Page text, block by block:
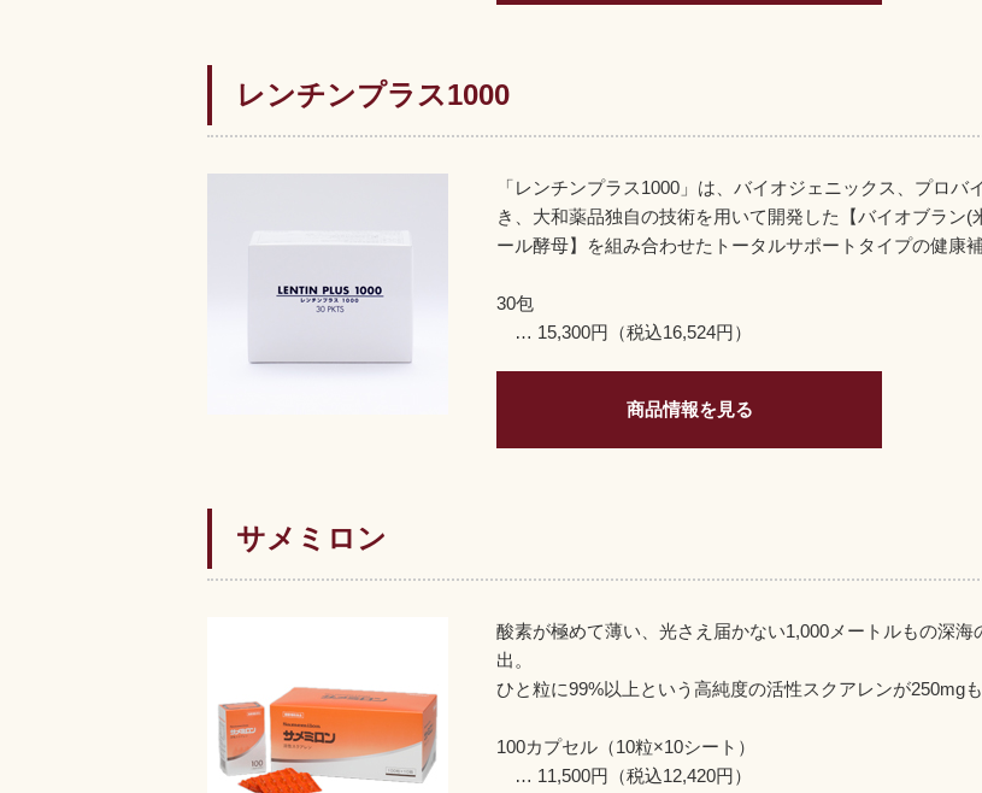
レンチンプラス1000
「レンチンプラス1000」は、バイオジェニックス、プロ
き、大和薬品独自の技術を用いて開発した【バイオブラン
ール酵母】を組み合わせたトータルサポートタイプの健康補
30包
… 15,300円（税込16,524円）
商品情報を見る
サメミロン
酸素が極めて薄い、光さえ届かない1,000メートルもの深
出。
ひと粒に99%以上という高純度の活性スクアレンが250mg
100カプセル（10粒×10シート）
… 11,500円（税込12,420円）